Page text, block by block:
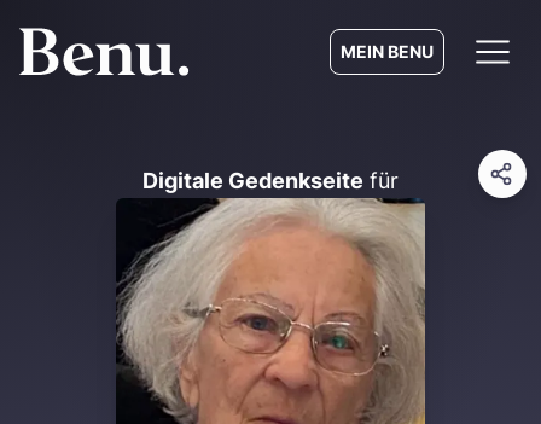
MEIN BENU
Digitale Gedenkseite für